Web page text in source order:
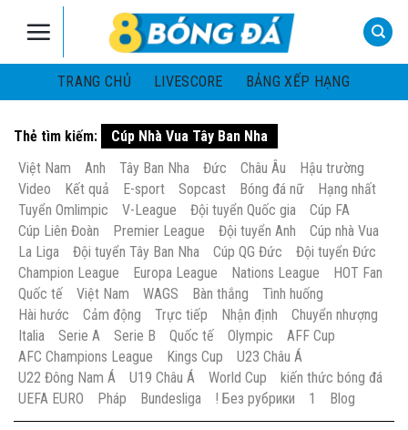
TRANG CHỦ
LIVESCORE BẢNG XẾP HẠNG
Thẻ tìm kiếm:
Cúp Nhà Vua Tây Ban Nha
Việt Nam
Anh Tây Ban Nha Đức Châu Âu
Hậu trường
Video
Kết quả E-sport Sopcast Bóng đá nữ
Hạng nhất
Tuyển Omlimpic
V-League Đội tuyển Quốc gia
Cúp FA
Cúp Liên Đoàn
Premier League Đội tuyển Anh
Cúp nhà Vua
La Liga
Đội tuyển Tây Ban Nha Cúp QG Đức
Đội tuyển Đức
Champion League
Europa League Nations League
HOT Fan
Quốc tế
Việt Nam WAGS Bàn thắng
Tình huống
Hài hước
Cảm động Trực tiếp Nhận định
Chuyển nhượng
Italia
Serie A Serie B Quốc tế Olympic
AFF Cup
AFC Champions League
Kings Cup
U23 Châu Á
U22 Đông Nam Á
U19 Châu Á World Cup
kiến thức bóng đá
UEFA EURO
Pháp Bundesliga ! Без рубрики 1 Blog